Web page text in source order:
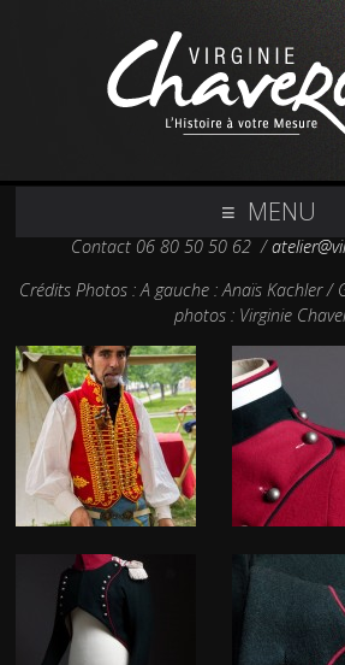
MENU
Contact 06 80 50 50 62 /
Crédits Photos : A gauche : Anaïs Kachler /
photos : Virginie